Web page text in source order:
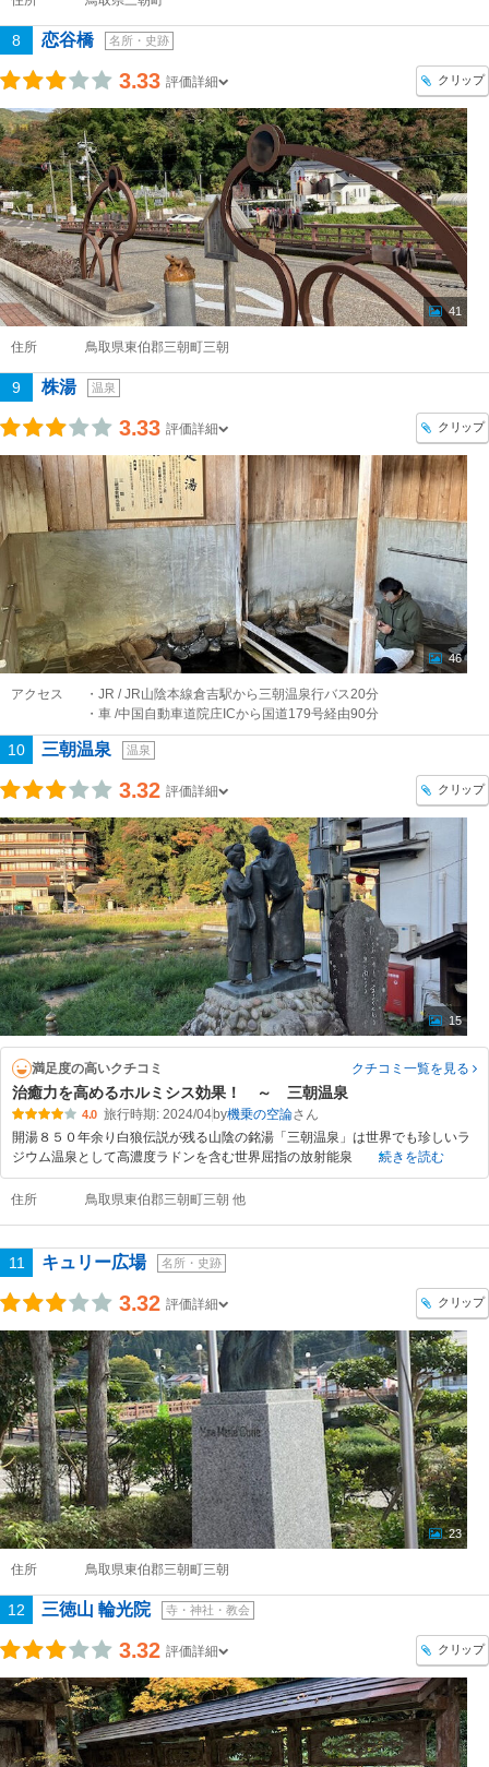
8 恋谷橋 名所・史跡
3.33 評価詳細 クリップ
41
住所 鳥取県東伯郡三朝町三朝
9 株湯 温泉
3.33 評価詳細 クリップ
46
アクセス
・JR / JR山陰本線倉吉駅から三朝温泉行バス20分
・車 /中国自動車道院庄ICから国道179号経由90分
10 三朝温泉 温泉
3.32 評価詳細 クリップ
15
満足度の高いクチコミ クチコミ一覧を見る
治癒力を高めるホルミシス効果！ ～ 三朝温泉
4.0 旅行時期: 2024/04by機乗の空論
開湯８５０年余り白狼伝説が残る山陰の銘湯「三朝温泉」は世界でも珍しいラ
ジウム温泉として高濃度ラドンを含む世界屈指の放射能泉
続きを読む
住所 鳥取県東伯郡三朝町三朝 他
11 キュリー広場 名所・史跡
3.32 評価詳細 クリップ
23
住所 鳥取県東伯郡三朝町三朝
12 三徳山 輪光院 寺・神社・教会
3.32 評価詳細 クリップ